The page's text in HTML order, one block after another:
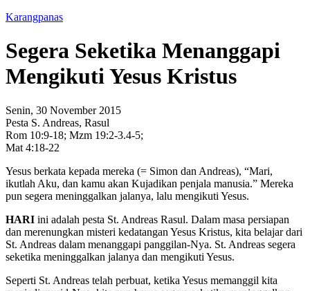
Karangpanas
Segera Seketika Menanggapi
Mengikuti Yesus Kristus
Senin, 30 November 2015
Pesta S. Andreas, Rasul
Rom 10:9-18; Mzm 19:2-3.4-5;
Mat 4:18-22
Yesus berkata kepada mereka (= Simon dan Andreas), “Mari,
ikutlah Aku, dan kamu akan Kujadikan penjala manusia.” Mereka
pun segera meninggalkan jalanya, lalu mengikuti Yesus.
HARI ini adalah pesta St. Andreas Rasul. Dalam masa persiapan
dan merenungkan misteri kedatangan Yesus Kristus, kita belajar dari
St. Andreas dalam menanggapi panggilan-Nya. St. Andreas segera
seketika meninggalkan jalanya dan mengikuti Yesus.
Seperti St. Andreas telah perbuat, ketika Yesus memanggil kita